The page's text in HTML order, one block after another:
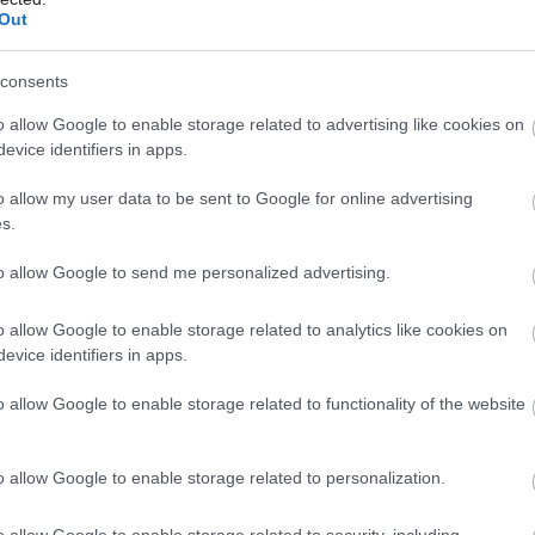
allow Google to enable storage related to advertising like cookies on
identifiers in apps.
allow my user data to be sent to Google for online advertising
allow Google to send me personalized advertising.
allow Google to enable storage related to analytics like cookies on
identifiers in apps.
allow Google to enable storage related to functionality of the website
allow Google to enable storage related to personalization.
ale závisí od podmienok a od toho, či
Novému sa ale podľa slov Jakuba
Ak by to bolo len o starom,
čo je výhra iba vtedy, keď tam chodíte